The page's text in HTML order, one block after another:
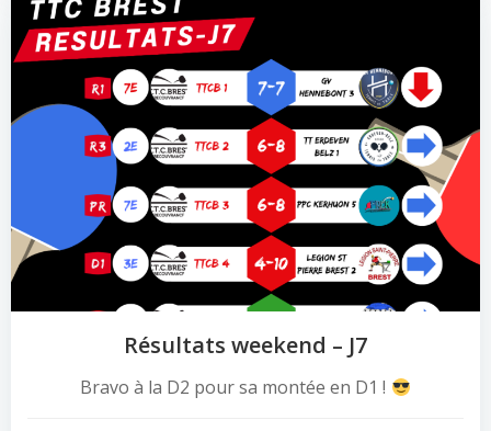
Résultats weekend – J7
Bravo à la D2 pour sa montée en D1 !